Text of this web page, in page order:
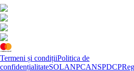
Termeni și condițiiPolitica de
confidențialitateSOLANPCANSPDCP